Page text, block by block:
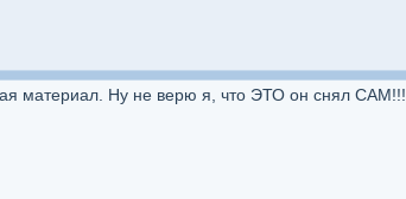
материал. Ну не верю я, что ЭТО он снял САМ!!!